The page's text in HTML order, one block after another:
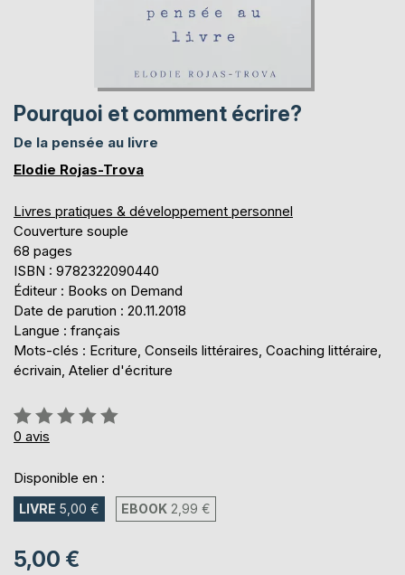
Pourquoi et comment écrire?
De la pensée au livre
Elodie Rojas-Trova
Livres pratiques & développement personnel
Couverture souple
68 pages
ISBN : 9782322090440
Éditeur : Books on Demand
Date de parution : 20.11.2018
Langue : français
Mots-clés : Ecriture, Conseils littéraires, Coaching littéraire,
écrivain, Atelier d'écriture
Évaluation:
0%
0 avis
Disponible en :
LIVRE 5,00 € EBOOK 2,99 €
5,00 €